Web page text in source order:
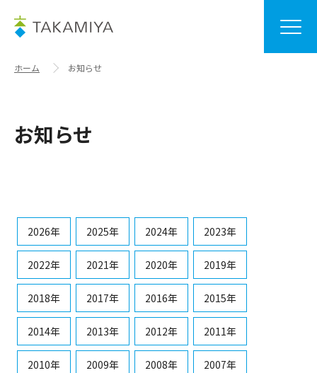
ホーム お知らせ
お知らせ
2026年 2025年 2024年 2023年
2022年 2021年 2020年 2019年
2018年 2017年 2016年 2015年
2014年 2013年 2012年 2011年
2010年 2009年 2008年 2007年